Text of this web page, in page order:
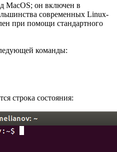
MacOS; он включен в
современных Linux-
при помощи стандартного
команды:
строка состояния: